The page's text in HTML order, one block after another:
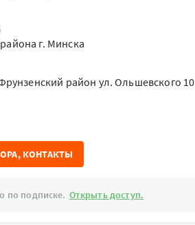
г. Минска
район ул. Ольшевского 10
КОНТАКТЫ
по подписке. Открыть доступ.